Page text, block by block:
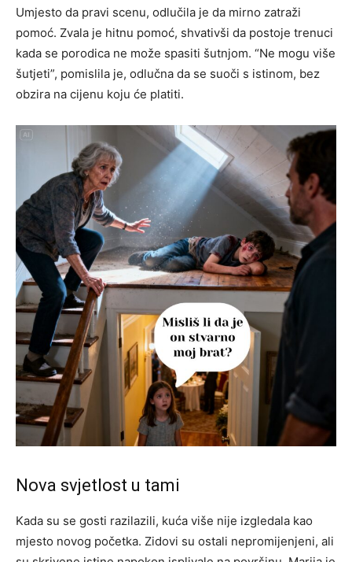
Umjesto da pravi scenu, odlučila je da mirno zatraži
pomoć. Zvala je hitnu pomoć, shvativši da postoje trenuci
kada se porodica ne može spasiti šutnjom. “Ne mogu više
šutjeti”, pomislila je, odlučna da se suoči s istinom, bez
obzira na cijenu koju će platiti.
Nova svjetlost u tami
Kada su se gosti razilazili, kuća više nije izgledala kao
mjesto novog početka. Zidovi su ostali nepromijenjeni, ali